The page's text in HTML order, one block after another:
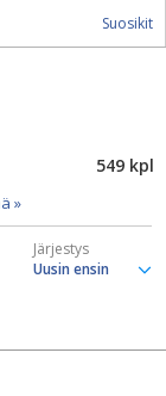
Suosikit
549 kpl
»
Järjestys